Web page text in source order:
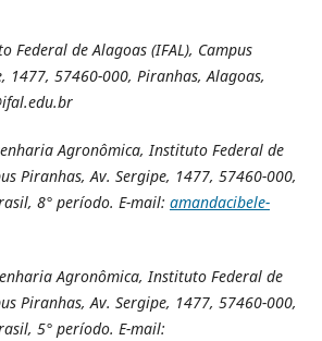
Federal de Alagoas (IFAL), Campus
1477, 57460-000, Piranhas, Alagoas,
Agronômica, Instituto Federal de
Piranhas, Av. Sergipe, 1477, 57460-000,
8° período. E-mail: amandacibele-
Agronômica, Instituto Federal de
Piranhas, Av. Sergipe, 1477, 57460-000,
5° período. E-mail: